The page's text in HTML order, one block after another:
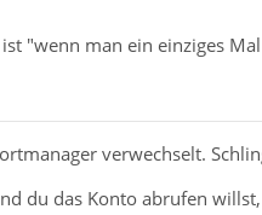
"wenn man ein einziges
verwechselt.
du das Konto abrufen